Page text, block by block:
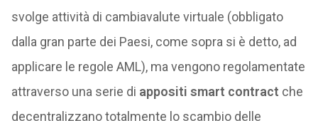
svolge attività di cambiavalute virtuale (obbligato
dalla gran parte dei Paesi, come sopra si è detto, ad
applicare le regole AML), ma vengono regolamentate
attraverso una serie di appositi smart contract che
decentralizzano totalmente lo scambio delle